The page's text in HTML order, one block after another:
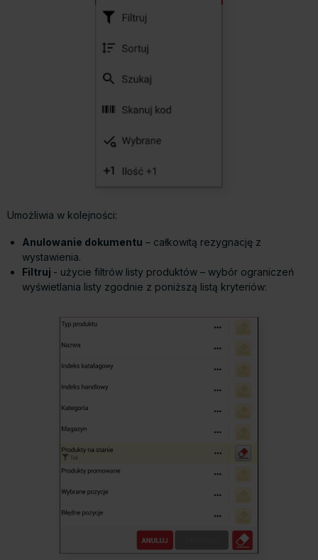
Umożliwia w kolejności:
Anulowanie dokumentu – całkowitą rezygnację z
wystawienia.
Filtruj - użycie filtrów listy produktów – wybór ograniczeń
wyświetlania listy zgodnie z poniższą listą kryteriów: